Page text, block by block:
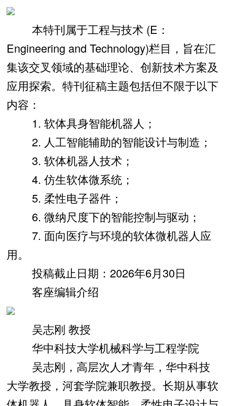
本特刊属于工程与技术 (E：
Engineering and Technology)栏目，旨在汇
集该交叉领域的基础理论、创新技术方案及
应用探索。特刊征稿主题包括但不限于以下
内容：
1. 软体具身智能机器人；
2. 人工智能辅助的智能设计与制造；
3. 软体机器人技术；
4. 仿生软体微系统；
5. 柔性电子器件；
6. 微纳尺度下的智能控制与驱动；
7. 面向医疗与环境的软体微机器人应
用。
投稿截止日期：2026年6月30日
客座编辑介绍
吴志刚 教授
华中科技大学机械科学与工程学院
吴志刚，高层次人才青年，华中科技
大学教授，河套学院兼职教授。长期从事软